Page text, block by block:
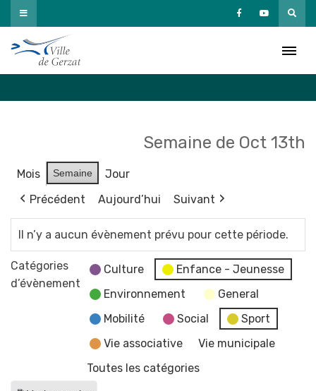
Passer
au
contenu
Semaine de Oct 13th
Mois Semaine
Jour
Précédent
Aujourd’hui Suivant
Il n’y a aucun évènement prévu pour cette période.
Catégories
d’évènement
Culture
Enfance - Jeunesse
Environnement
General
Mobilité
Social
Sport
Vie associative
Vie municipale
Toutes les catégories